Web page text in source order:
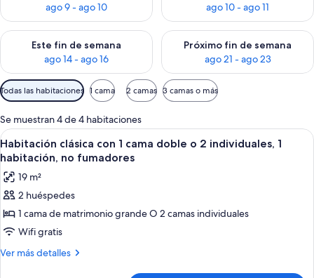
ago 9 - ago 10
ago 10 - ago 11
Este fin de semana
ago 14 - ago 16
Consulta la disponibilidad para este fin de semana, ago 14 -
Próximo fin de semana
ago 21 - ago 23
Consulta la disponibilidad
Filtros
disponibles
para
las
habitaciones
Todas las habitaciones 1 cama 2 camas 3 camas o más
Se muestran 4 de 4 habitaciones
Abrir
todas
las
fotos
de
Habitación
clásica
con
Una cama bien hecha con
7
Habitación clásica con 1 cama doble o 2 individuales, 1
habitación, no fumadores
19 m²
2 huéspedes
1 cama de matrimonio grande O 2 camas individuales
Wifi gratis
Ver más detalles
Más